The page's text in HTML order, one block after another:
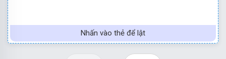
Nhấn vào thẻ để lật